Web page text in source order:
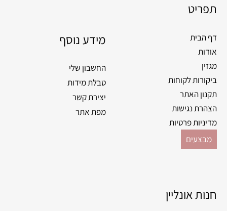
תפריט
דף הבית
אודות
מגזין
ביקורות לקוחות
תקנון האתר
הצהרת נגישות
מדיניות פרטיות
מבצעים
מידע נוסף
החשבון שלי
טבלת מידות
יצירת קשר
מפת אתר
חנות אונליין